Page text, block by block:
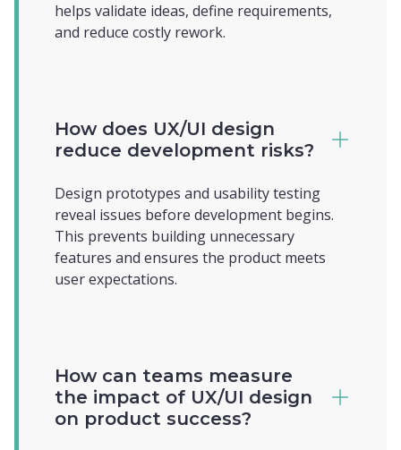
helps validate ideas, define requirements,
and reduce costly rework.
How does UX/UI design
reduce development risks?
Design prototypes and usability testing
reveal issues before development begins.
This prevents building unnecessary
features and ensures the product meets
user expectations.
How can teams measure
the impact of UX/UI design
on product success?